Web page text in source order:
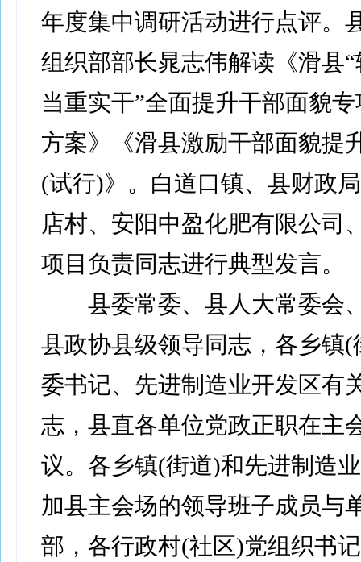
年度集中调研活动进行点评。
组织部部长晁志伟解读《滑县
当重实干”全面提升干部面貌
方案》《滑县激励干部面貌提
(试行)》。白道口镇、县财政
店村、安阳中盈化肥有限公司
项目负责同志进行典型发言。
县委常委、县人大常委会
县政协县级领导同志，各乡镇(
委书记、先进制造业开发区有
志，县直各单位党政正职在主
议。各乡镇(街道)和先进制造
加县主会场的领导班子成员与
部，各行政村(社区)党组织书